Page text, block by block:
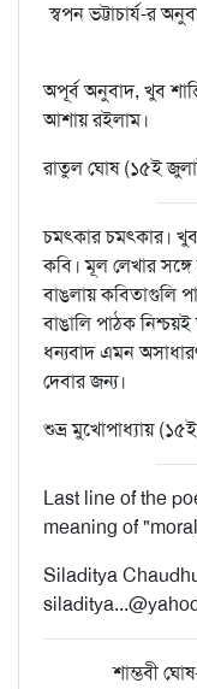
স্বপন ভট্টাচার্য-র
অপূর্ব অনুবাদ, খুব
আশায় রইলাম।
রাতুল ঘোষ (১৫ই
চমৎকার চমৎকার।
কবি। মূল লেখার
বাঙলায় কবিতাগুলি
বাঙালি পাঠক
ধন্যবাদ এমন
দেবার জন্য।
শুভ্র মুখোপাধ্যায়
Last line of the
meaning of
Siladitya
শাম্ভবী